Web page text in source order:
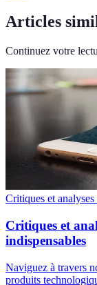
Articles
Continuez votre
Critiques et
Critiques et
indispensables
Naviguez à travers
produits